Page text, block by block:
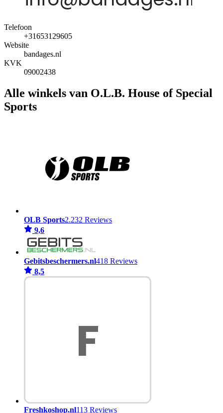
Telefoon
+31653129605
Website
bandages.nl
KVK
09002438
Alle winkels van O.L.B. House of Special
Sports
OLB Sports2.232 Reviews
9,6
Gebitsbeschermers.nl418 Reviews
8,5
Freshkoshop.nl113 Reviews